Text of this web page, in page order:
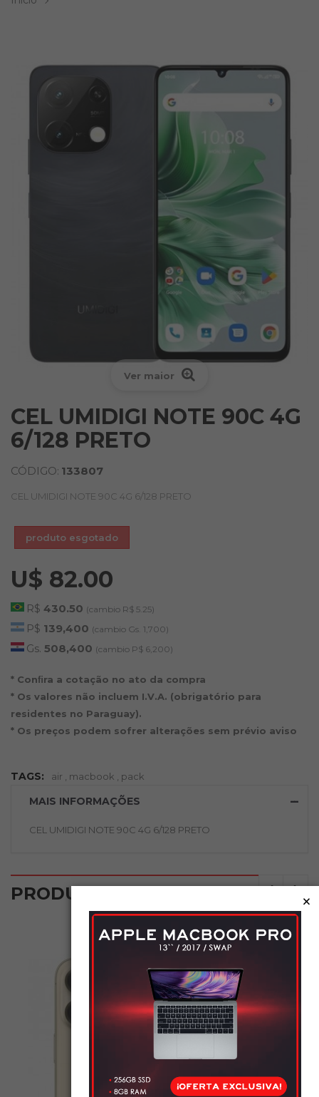
Ver maior
CEL UMIDIGI NOTE 90C 4G
6/128 PRETO
CÓDIGO: 133807
CEL UMIDIGI NOTE 90C 4G 6/128 PRETO
produto esgotado
U$ 82.00
R$ 430.50 (cambio R$ 5.25)
P$ 139,400 (cambio Gs. 1,700)
Gs. 508,400 (cambio P$ 6,200)
* Conﬁra a cotação no ato da compra
* Os valores não incluem I.V.A. (obrigatório para
residentes no Paraguay).
* Os preços podem sofrer alterações sem prévio aviso
TAGS: air , macbook , pack
MAIS INFORMAÇÕES
CEL UMIDIGI NOTE 90C 4G 6/128 PRETO
PRODUTOS RELACIONADOS ‹ ›
NOVO
×